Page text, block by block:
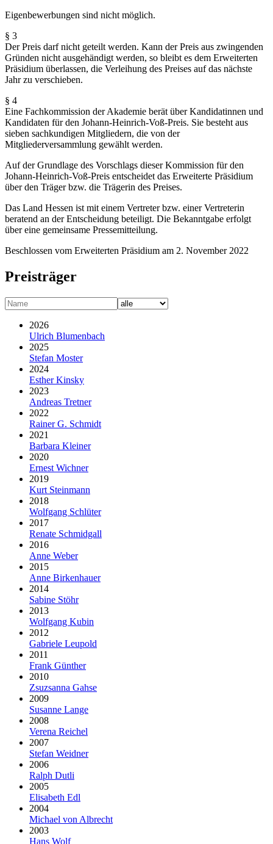
Eigenbewerbungen sind nicht möglich.
§ 3
Der Preis darf nicht geteilt werden. Kann der Preis aus zwingenden
Gründen nicht ausgehändigt werden, so bleibt es dem Erweiterten
Präsidium überlassen, die Verleihung des Preises auf das nächste
Jahr zu verschieben.
§ 4
Eine Fachkommission der Akademie berät über Kandidatinnen und
Kandidaten für den Johann-Heinrich-Voß-Preis. Sie besteht aus
sieben sachkundigen Mitgliedern, die von der
Mitgliederversammlung gewählt werden.
Auf der Grundlage des Vorschlags dieser Kommission für den
Johann-Heinrich-Voß-Preis entscheidet das Erweiterte Präsidium
über den Träger bzw. die Trägerin des Preises.
Das Land Hessen ist mit einem Vertreter bzw. einer Vertreterin
beratend an der Entscheidung beteiligt. Die Bekanntgabe erfolgt
über eine gemeinsame Pressemitteilung.
Beschlossen vom Erweiterten Präsidium am 2. November 2022
Preisträger
2026
Ulrich Blumenbach
2025
Stefan Moster
2024
Esther Kinsky
2023
Andreas Tretner
2022
Rainer G. Schmidt
2021
Barbara Kleiner
2020
Ernest Wichner
2019
Kurt Steinmann
2018
Wolfgang Schlüter
2017
Renate Schmidgall
2016
Anne Weber
2015
Anne Birkenhauer
2014
Sabine Stöhr
2013
Wolfgang Kubin
2012
Gabriele Leupold
2011
Frank Günther
2010
Zsuzsanna Gahse
2009
Susanne Lange
2008
Verena Reichel
2007
Stefan Weidner
2006
Ralph Dutli
2005
Elisabeth Edl
2004
Michael von Albrecht
2003
Hans Wolf